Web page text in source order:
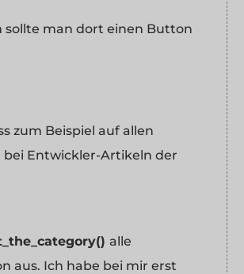
sollte man dort einen Button
zum Beispiel auf allen
bei Entwickler-Artikeln der
alle
aus. Ich habe bei mir erst